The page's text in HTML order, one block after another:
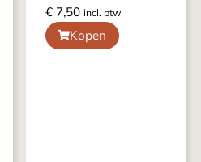
€ 7,50 incl. btw
Kopen